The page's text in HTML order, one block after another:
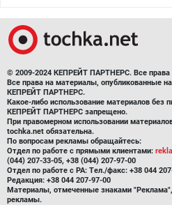
© 2009-2024 КЕПРЕЙТ ПАРТНЕРС. Все
Все права на материалы, опубликованные
КЕПРЕЙТ ПАРТНЕРС.
Какое-либо использование материалов без
КЕПРЕЙТ ПАРТНЕРС запрещено.
При правомерном использовании
tochka.net обязательна.
По вопросам рекламы обращайтесь:
Отдел по работе с прямыми клиентами:
(044) 207-33-05, +38 (044) 207-97-00
Отдел по работе с РА: Тел./факс: +38 044
Редакция: +38 044 207-97-00
Материалы, отмеченные знаками
рекламы.